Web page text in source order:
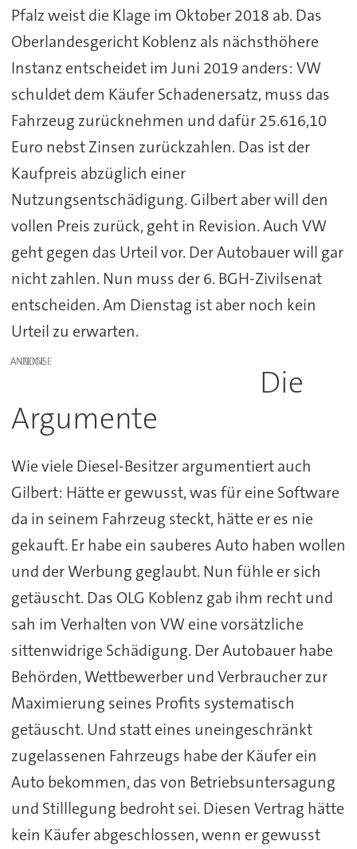
Pfalz weist die Klage im Oktober 2018 ab. Das
Oberlandesgericht Koblenz als nächsthöhere
Instanz entscheidet im Juni 2019 anders: VW
schuldet dem Käufer Schadenersatz, muss das
Fahrzeug zurücknehmen und dafür 25.616,10
Euro nebst Zinsen zurückzahlen. Das ist der
Kaufpreis abzüglich einer
Nutzungsentschädigung. Gilbert aber will den
vollen Preis zurück, geht in Revision. Auch VW
geht gegen das Urteil vor. Der Autobauer will gar
nicht zahlen. Nun muss der 6. BGH-Zivilsenat
entscheiden. Am Dienstag ist aber noch kein
Urteil zu erwarten.
ANZEIGE
Die
Argumente
Wie viele Diesel-Besitzer argumentiert auch
Gilbert: Hätte er gewusst, was für eine Software
da in seinem Fahrzeug steckt, hätte er es nie
gekauft. Er habe ein sauberes Auto haben wollen
und der Werbung geglaubt. Nun fühle er sich
getäuscht. Das OLG Koblenz gab ihm recht und
sah im Verhalten von VW eine vorsätzliche
sittenwidrige Schädigung. Der Autobauer habe
Behörden, Wettbewerber und Verbraucher zur
Maximierung seines Profits systematisch
getäuscht. Und statt eines uneingeschränkt
zugelassenen Fahrzeugs habe der Käufer ein
Auto bekommen, das von Betriebsuntersagung
und Stilllegung bedroht sei. Diesen Vertrag hätte
kein Käufer abgeschlossen, wenn er gewusst